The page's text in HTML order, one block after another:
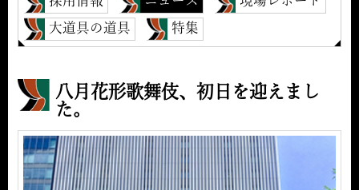
大道具の道具
特集
八月花形歌舞伎、初日を迎えまし
た。